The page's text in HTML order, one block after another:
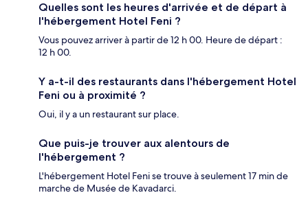
Quelles sont les heures d'arrivée et de départ à
l'hébergement Hotel Feni ?
Vous pouvez arriver à partir de 12 h 00. Heure de départ :
12 h 00.
Y a-t-il des restaurants dans l'hébergement Hotel
Feni ou à proximité ?
Oui, il y a un restaurant sur place.
Que puis-je trouver aux alentours de
l'hébergement ?
L'hébergement Hotel Feni se trouve à seulement 17 min de
marche de Musée de Kavadarci.